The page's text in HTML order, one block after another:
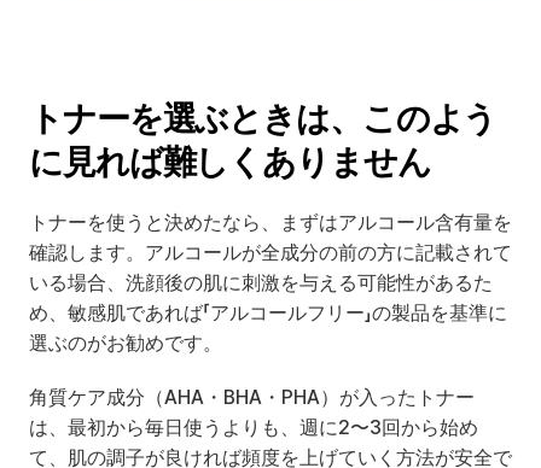
トナーを選ぶときは、このよう
に見れば難しくありません
トナーを使うと決めたなら、まずはアルコール含有量を
確認します。アルコールが全成分の前の方に記載されて
いる場合、洗顔後の肌に刺激を与える可能性があるた
め、敏感肌であれば「アルコールフリー」の製品を基準に
選ぶのがお勧めです。
角質ケア成分（AHA・BHA・PHA）が入ったトナー
は、最初から毎日使うよりも、週に2〜3回から始め
て、肌の調子が良ければ頻度を上げていく方法が安全で